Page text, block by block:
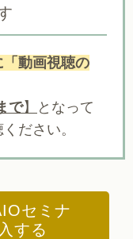
「動画視聴の
で】
となって
ださい。
セミナ
する